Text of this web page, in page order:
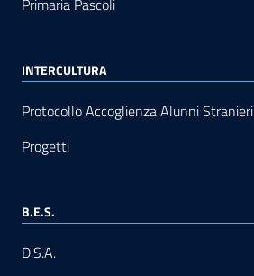
Primaria Pascoli
INTERCULTURA
Protocollo Accoglienza Alunni Stranieri
Progetti
B.E.S.
D.S.A.